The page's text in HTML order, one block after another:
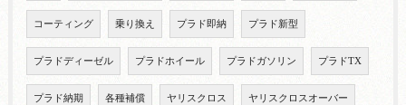
コーティング 乗り換え プラド即納 プラド新型
プラドディーゼル プラドホイール プラドガソリン プラドTX
プラド納期 各種補償 ヤリスクロス ヤリスクロスオーバー